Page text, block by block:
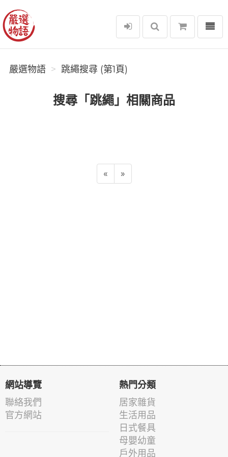
嚴選物語
選單
嚴選物語 跳繩搜尋 (第1頁)
搜尋「跳繩」相關商品
« »
網站導覽
聯絡我們
官方網站
熱門分類
居家雜貨
生活用品
日式餐具
母嬰幼童
戶外用品